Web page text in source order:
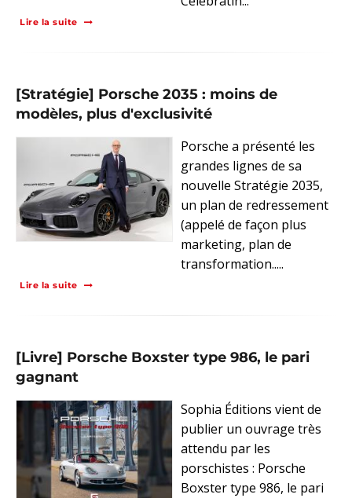
Lire la suite
[Stratégie] Porsche 2035 : moins de
modèles, plus d'exclusivité
Porsche a présenté les
grandes lignes de sa
nouvelle Stratégie 2035,
un plan de redressement
(appelé de façon plus
marketing, plan de
transformation.....
Lire la suite
[Livre] Porsche Boxster type 986, le pari
gagnant
Sophia Éditions vient de
publier un ouvrage très
attendu par les
porschistes : Porsche
Boxster type 986, le pari